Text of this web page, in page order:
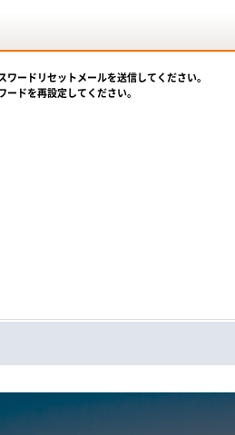
ードリセットメールを送信してください。
ドを再設定してください。